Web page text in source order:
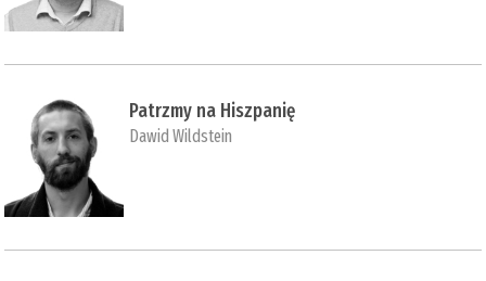
Patrzmy na Hiszpanię
Dawid Wildstein